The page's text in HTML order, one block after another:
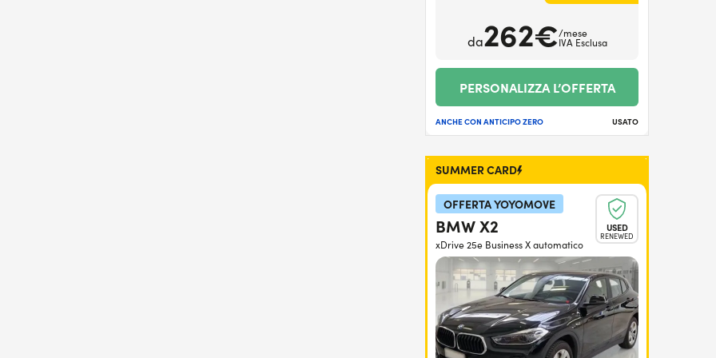
da262€/mese
IVA Esclusa
PERSONALIZZA L’OFFERTA
ANCHE CON ANTICIPO ZERO USATO
SUMMER CARD
OFFERTA YOYOMOVE
USED
RENEWED
BMW X2
xDrive 25e Business X automatico